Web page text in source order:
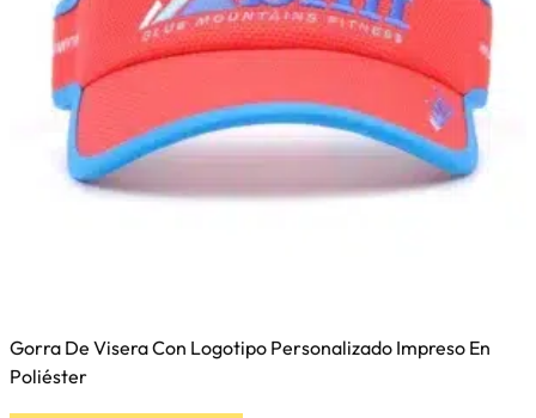
Gorra De Visera Con Logotipo Personalizado Impreso En
Poliéster